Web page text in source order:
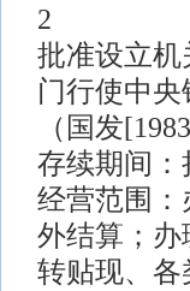
2
批准设立
门行使中央
（国发
存续期间：
经营范围
外结算；办
转贴现、